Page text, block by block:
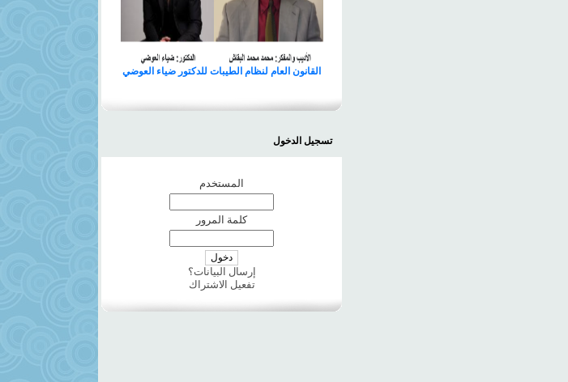
القانون العام لنظام الطيبات للدكتور ضياء العوضي
تسجيل الدخول
المستخدم
كلمة المرور
إرسال البيانات؟
تفعيل الاشتراك